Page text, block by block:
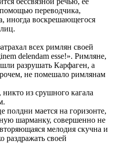
переводчика,
иногда воскрешающегося
всех римлян своей
delendam esse!». Римляне,
разрушать Карфаген, а
не помешало римлянам
из срушного кагала
полдни мается на горизонте,
шарманку, совершенно не
мелодия скучна и
раздражать своей